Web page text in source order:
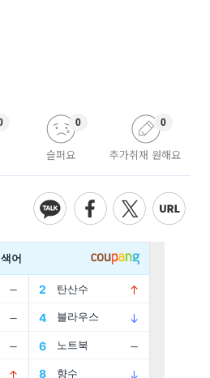
슬퍼요
0
추가취재 원해요
0